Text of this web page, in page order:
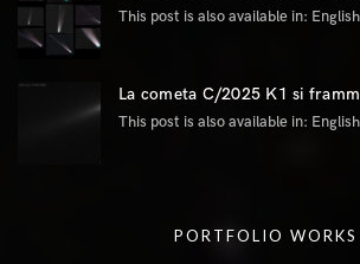
This post is also available in:
La cometa C/2025 K1 si
This post is also available in:
PORTFOLIO WORKS